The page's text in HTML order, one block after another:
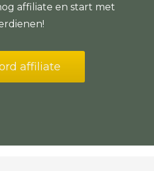
affiliate en start met
affiliate